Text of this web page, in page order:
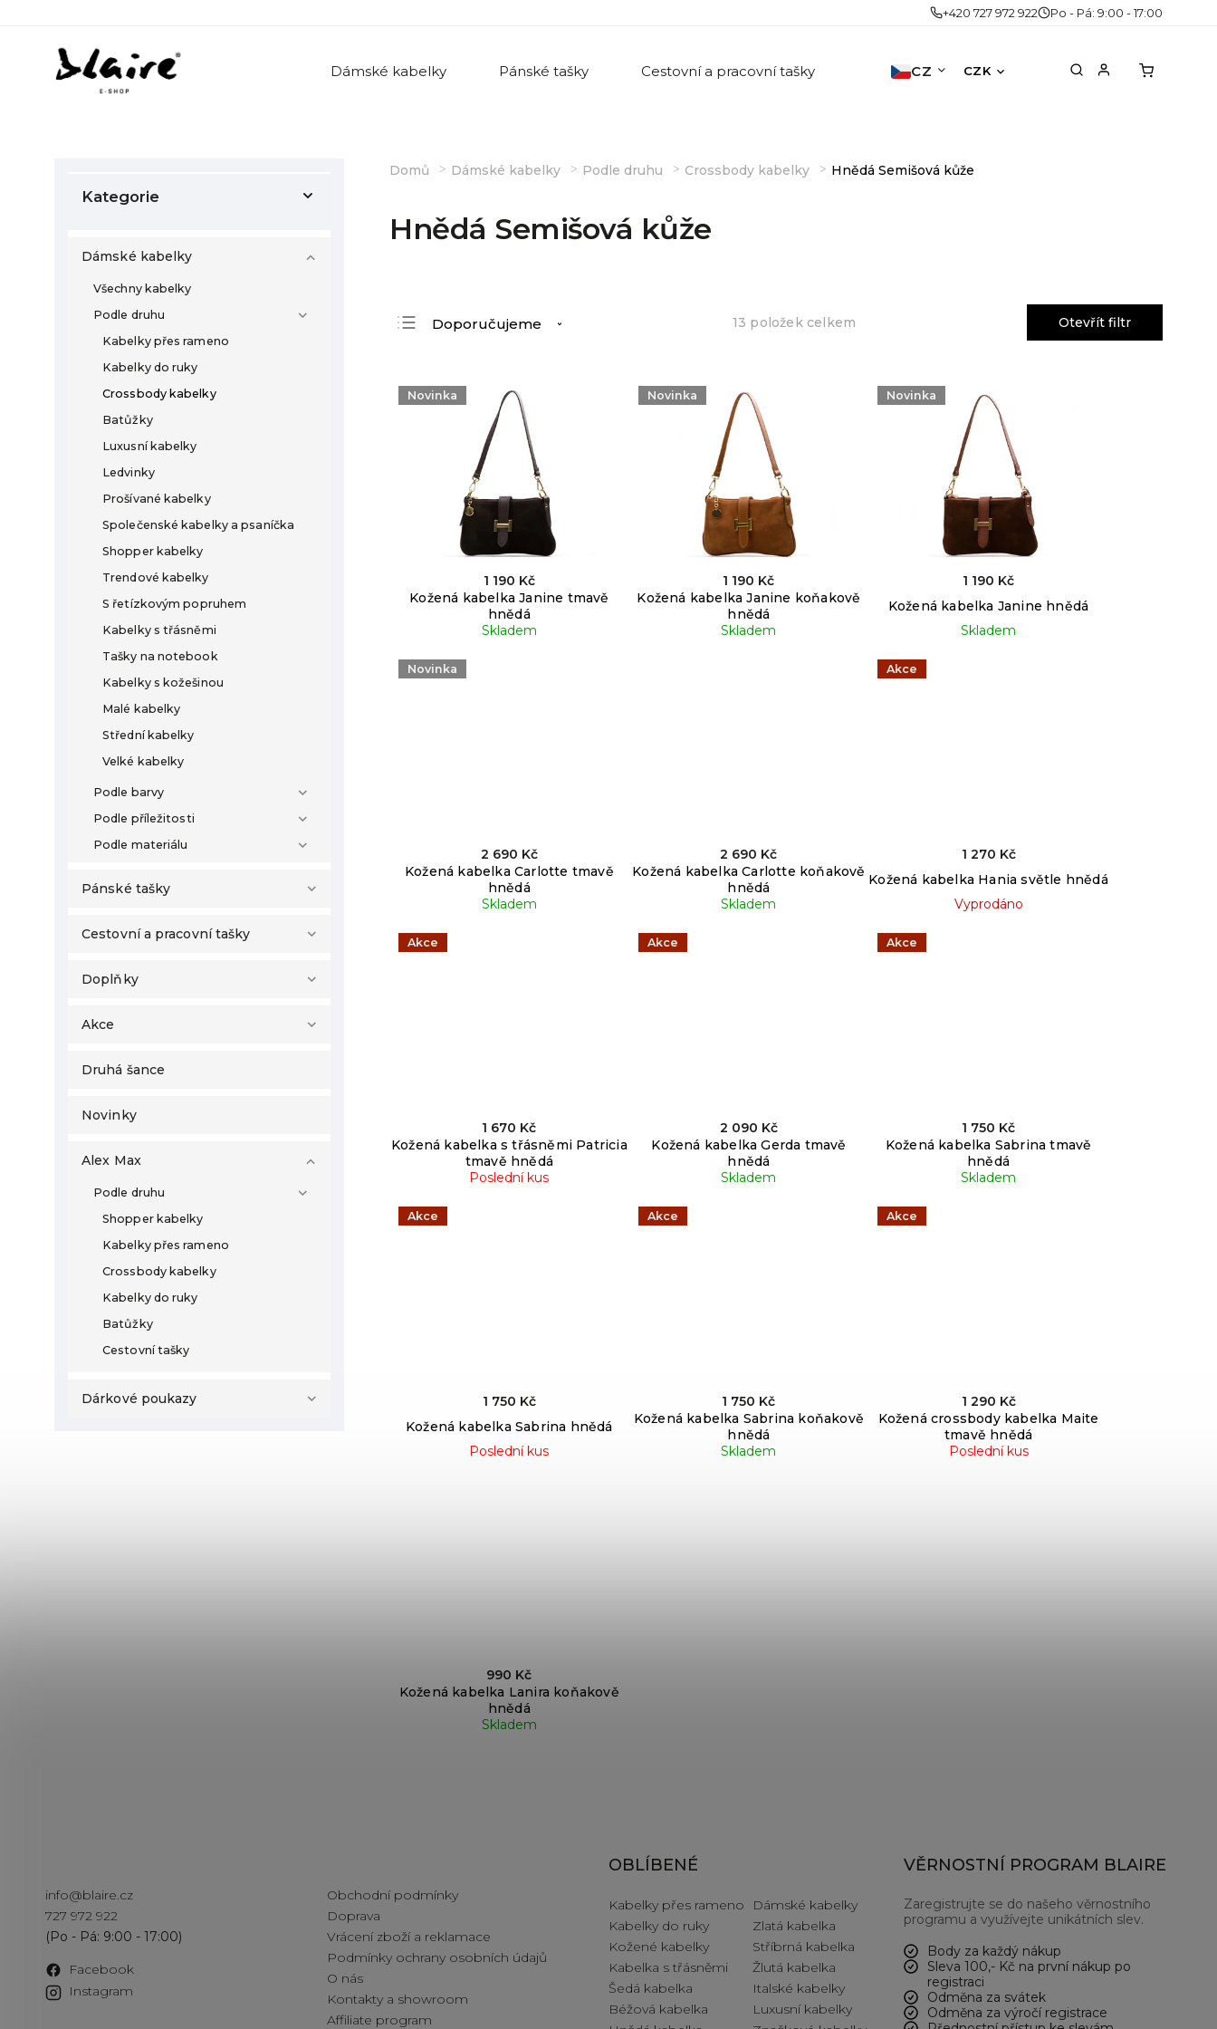
+420 727 972 922 Po - Pá: 9:00 - 17:00
CZ CZK
Dámské kabelky Pánské tašky Cestovní a pracovní tašky Doplňky Akce Druhá šance
Kategorie
Dámské kabelky
Všechny kabelky
Podle druhu
Kabelky přes rameno
Kabelky do ruky
Crossbody kabelky
Batůžky
Luxusní kabelky
Ledvinky
Prošívané kabelky
Společenské kabelky a psaníčka
Shopper kabelky
Trendové kabelky
S řetízkovým popruhem
Kabelky s třásněmi
Tašky na notebook
Kabelky s kožešinou
Malé kabelky
Střední kabelky
Velké kabelky
Podle barvy
Podle příležitosti
Podle materiálu
Pánské tašky
Cestovní a pracovní tašky
Doplňky
Akce
Druhá šance
Novinky
Alex Max
Podle druhu
Shopper kabelky
Kabelky přes rameno
Crossbody kabelky
Kabelky do ruky
Batůžky
Cestovní tašky
Dárkové poukazy
Domů Dámské kabelky Podle druhu Crossbody kabelky Hnědá Semišová kůže
Hnědá Semišová kůže
Doporučujeme
Nejprodávanější
Abecedně
13 položek celkem Otevřít filtr
Novinka
Kožená kabelka Janine tmavě
hnědá
Skladem
1 190 Kč
Novinka
Kožená kabelka Janine koňakově
hnědá
Skladem
1 190 Kč
Novinka
Kožená kabelka Janine hnědá
Skladem
1 190 Kč
Novinka
Kožená kabelka Carlotte tmavě
hnědá
Skladem
2 690 Kč
Kožená kabelka Carlotte koňakově
hnědá
Skladem
2 690 Kč
Akce
Kožená kabelka Hania světle hnědá
Vyprodáno
1 270 Kč
Akce
Kožená kabelka s třásněmi Patricia
tmavě hnědá
Poslední kus
1 670 Kč
Akce
Kožená kabelka Gerda tmavě
hnědá
Skladem
2 090 Kč
Akce
Kožená kabelka Sabrina tmavě
hnědá
Skladem
1 750 Kč
Akce
Kožená kabelka Sabrina hnědá
Poslední kus
1 750 Kč
Akce
Kožená kabelka Sabrina koňakově
hnědá
Skladem
1 750 Kč
Akce
Kožená crossbody kabelka Maite
tmavě hnědá
Poslední kus
1 290 Kč
Kožená kabelka Lanira koňakově
hnědá
Skladem
990 Kč
info@blaire.cz
727 972 922
Facebook
Instagram
Obchodní podmínky
Doprava
Vrácení zboží a reklamace
Podmínky ochrany osobních údajů
O nás
Kontakty a showroom
Affiliate program
OBLÍBENÉ
Kabelky přes rameno
Kabelky do ruky
Kožené kabelky
Kabelka s třásněmi
Šedá kabelka
Béžová kabelka
Dámské kabelky
Zlatá kabelka
Stříbrná kabelka
Žlutá kabelka
Italské kabelky
Luxusní kabelky
VĚRNOSTNÍ PROGRAM BLAIRE
Zaregistrujte se do našeho věrnostního
programu a využívejte unikátních slev.
Body za každý nákup
Sleva 100,- Kč na první nákup po
registraci
Odměna za svátek
Odměna za výročí registrace